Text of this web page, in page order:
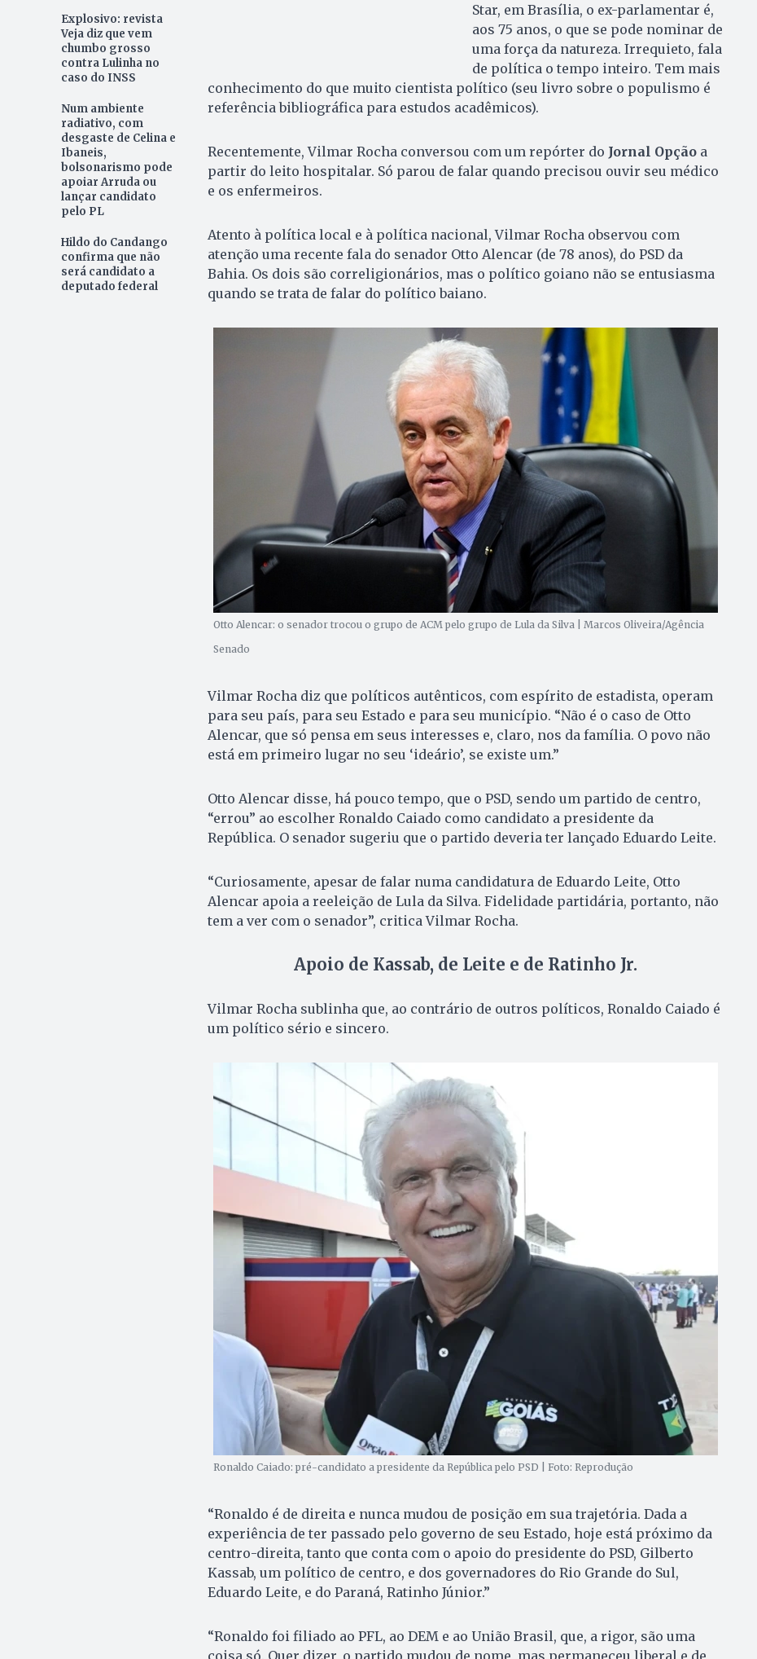
Explosivo: revista
Veja diz que vem
chumbo grosso
contra Lulinha no
caso do INSS
Num ambiente
radiativo, com
desgaste de Celina e
Ibaneis,
bolsonarismo pode
apoiar Arruda ou
lançar candidato
pelo PL
Hildo do Candango
confirma que não
será candidato a
deputado federal
Star, em Brasília, o ex-parlamentar é,
aos 75 anos, o que se pode nominar de
uma força da natureza. Irrequieto, fala
de política o tempo inteiro. Tem mais
conhecimento do que muito cientista político (seu livro sobre o populismo é
referência bibliográfica para estudos acadêmicos).
Recentemente, Vilmar Rocha conversou com um repórter do Jornal Opçãoa
partir do leito hospitalar. Só parou de falar quando precisou ouvir seu médico
e os enfermeiros.
Atento à política local e à política nacional, Vilmar Rocha observou com
atenção uma recente fala do senador Otto Alencar (de 78 anos), do PSD da
Bahia. Os dois são correligionários, mas o político goiano não se entusiasma
quando se trata de falar do político baiano.
Otto Alencar: o senador trocou o grupo de ACM pelo grupo de Lula da Silva | Marcos Oliveira/Agência
Senado
Vilmar Rocha diz que políticos autênticos, com espírito de estadista, operam
para seu país, para seu Estado e para seu município. “Não é o caso de Otto
Alencar, que só pensa em seus interesses e, claro, nos da família. O povo não
está em primeiro lugar no seu ‘ideário’, se existe um.”
Otto Alencar disse, há pouco tempo, que o PSD, sendo um partido de centro,
“errou” ao escolher Ronaldo Caiado como candidato a presidente da
República. O senador sugeriu que o partido deveria ter lançado Eduardo Leite.
“Curiosamente, apesar de falar numa candidatura de Eduardo Leite, Otto
Alencar apoia a reeleição de Lula da Silva. Fidelidade partidária, portanto, não
tem a ver com o senador”, critica Vilmar Rocha.
Apoio de Kassab, de Leite e de Ratinho Jr.
Vilmar Rocha sublinha que, ao contrário de outros políticos, Ronaldo Caiado é
um político sério e sincero.
Ronaldo Caiado: pré-candidato a presidente da República pelo PSD | Foto: Reprodução
“Ronaldo é de direita e nunca mudou de posição em sua trajetória. Dada a
experiência de ter passado pelo governo de seu Estado, hoje está próximo da
centro-direita, tanto que conta com o apoio do presidente do PSD, Gilberto
Kassab, um político de centro, e dos governadores do Rio Grande do Sul,
Eduardo Leite, e do Paraná, Ratinho Júnior.”
“Ronaldo foi filiado ao PFL, ao DEM e ao União Brasil, que, a rigor, são uma
coisa só. Quer dizer, o partido mudou de nome, mas permaneceu liberal e de